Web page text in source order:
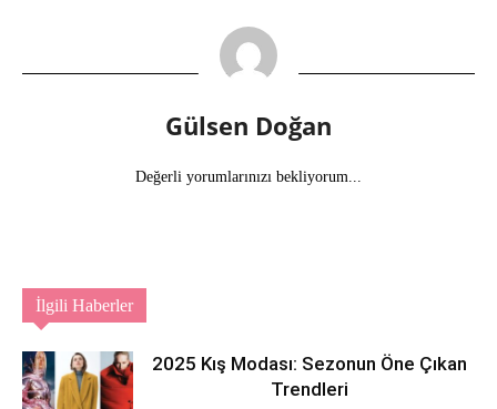
Gülsen Doğan
Değerli yorumlarınızı bekliyorum...
İlgili Haberler
2025 Kış Modası: Sezonun Öne Çıkan
Trendleri